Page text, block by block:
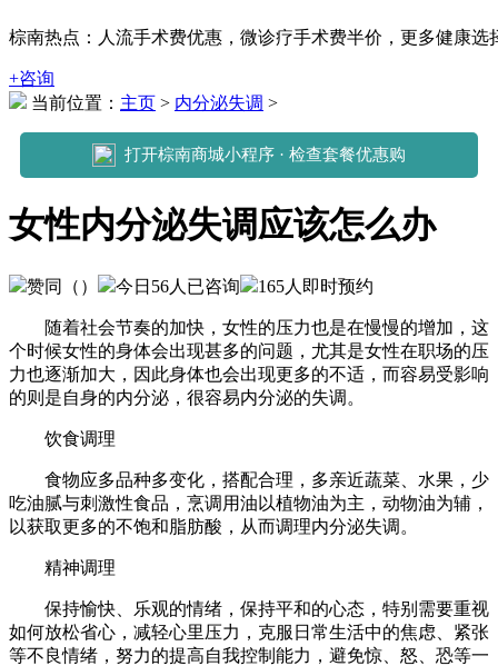
棕南热点：人流手术费优惠，微诊疗手术费半价，更多健康选
+咨询
当前位置： 主页 > 内分泌失调 >
打开棕南商城小程序 · 检查套餐优惠购
女性内分泌失调应该怎么办
赞同（ ） 今日 56人已咨询 165人即时预约
随着社会节奏的加快，女性的压力也是在慢慢的增加，这
个时候女性的身体会出现甚多的问题，尤其是女性在职场的压
力也逐渐加大，因此身体也会出现更多的不适，而容易受影响
的则是自身的内分泌，很容易内分泌的失调。
饮食调理
食物应多品种多变化，搭配合理，多亲近蔬菜、水果，少
吃油腻与刺激性食品，烹调用油以植物油为主，动物油为辅，
以获取更多的不饱和脂肪酸，从而调理内分泌失调。
精神调理
保持愉快、乐观的情绪，保持平和的心态，特别需要重视
如何放松省心，减轻心里压力，克服日常生活中的焦虑、紧张
等不良情绪，努力的提高自我控制能力，避免惊、怒、恐等一